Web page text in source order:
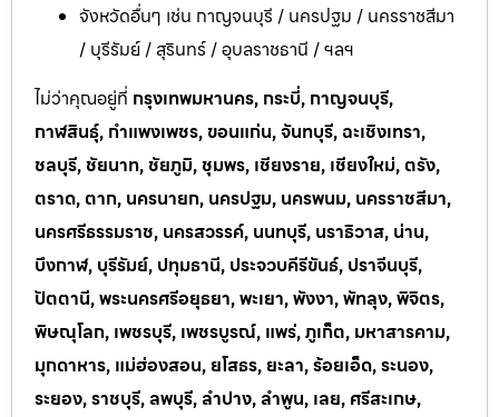
จังหวัดอื่นๆ เช่น กาญจนบุรี / นครปฐม / นครราชสีมา
/ บุรีรัมย์ / สุรินทร์ / อุบลราชธานี / ฯลฯ
ไม่ว่าคุณอยู่ที่ กรุงเทพมหานคร, กระบี่, กาญจนบุรี,
กาฬสินธุ์, กำแพงเพชร, ขอนแก่น, จันทบุรี, ฉะเชิงเทรา,
ชลบุรี, ชัยนาท, ชัยภูมิ, ชุมพร, เชียงราย, เชียงใหม่, ตรัง,
ตราด, ตาก, นครนายก, นครปฐม, นครพนม, นครราชสีมา,
นครศรีธรรมราช, นครสวรรค์, นนทบุรี, นราธิวาส, น่าน,
บึงกาฬ, บุรีรัมย์, ปทุมธานี, ประจวบคีรีขันธ์, ปราจีนบุรี,
ปัตตานี, พระนครศรีอยุธยา, พะเยา, พังงา, พัทลุง, พิจิตร,
พิษณุโลก, เพชรบุรี, เพชรบูรณ์, แพร่, ภูเก็ต, มหาสารคาม,
มุกดาหาร, แม่ฮ่องสอน, ยโสธร, ยะลา, ร้อยเอ็ด, ระนอง,
ระยอง, ราชบุรี, ลพบุรี, ลำปาง, ลำพูน, เลย, ศรีสะเกษ,